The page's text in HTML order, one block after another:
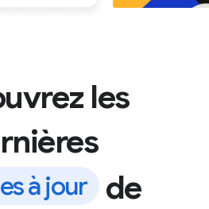
les
esàjour
de